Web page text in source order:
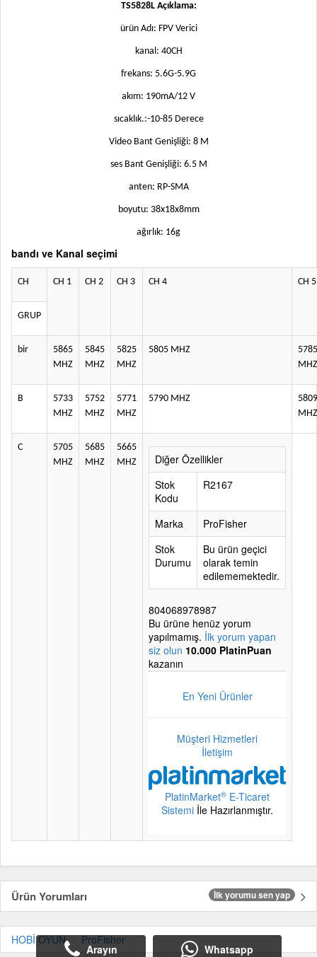
Arayın Whatsapp
TS5828L Açıklama:
ürün Adı: FPV Verici
kanal: 40CH
frekans: 5.6G-5.9G
akım: 190mA/12 V
sıcaklık.:-10-85 Derece
Video Bant Genişliği: 8 M
ses Bant Genişliği: 6.5 M
anten: RP-SMA
boyutu: 38x18x8mm
ağırlık: 16g
bandı ve Kanal seçimi
CH CH 1 CH 2 CH 3 CH 4 CH 5
GRUP
bir
5865
MHZ
5845
MHZ
5825
MHZ
5805 MHZ
5785
MHZ
B
5733
MHZ
5752
MHZ
5771
MHZ
5790 MHZ
5809
MHZ
C
5705
MHZ
5685
MHZ
5665
MHZ
Diğer Özellikler
Stok
Kodu
R2167
Marka
ProFisher
Stok
Durumu
Bu ürün geçici
olarak temin
edilememektedir.
804068978987
Bu ürüne henüz yorum
yapılmamış. İlk yorum yapan
siz olun 10.000 PlatinPuan
kazanın
En Yeni Ürünler
Müşteri Hizmetleri
İletişim
PlatinMarket® E-Ticaret
Sistemi İle Hazırlanmıştır.
Ürün Yorumları İlk yorumu sen yap
HOBİ OYUN ProFisher